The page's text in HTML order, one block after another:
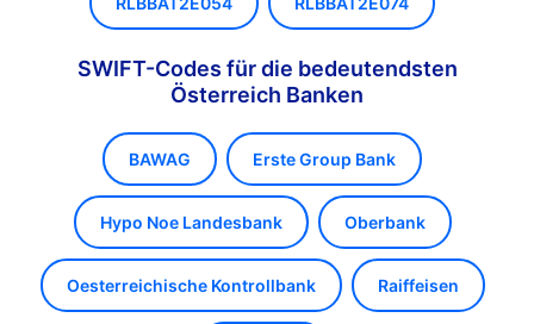
SWIFT-Codes für die bedeutendsten
Österreich Banken
BAWAG Erste Group Bank
Hypo Noe Landesbank Oberbank
Oesterreichische Kontrollbank Raiffeisen